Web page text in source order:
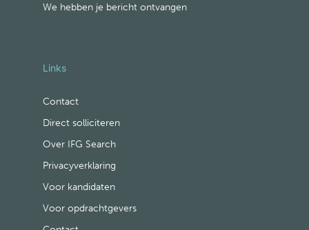
We hebben je bericht ontvangen
Links
Contact
Direct solliciteren
Over IFG Search
Privacyverklaring
Voor kandidaten
Voor opdrachtgevers